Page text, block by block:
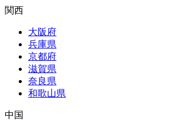
関西
大阪府
兵庫県
京都府
滋賀県
奈良県
和歌山県
中国